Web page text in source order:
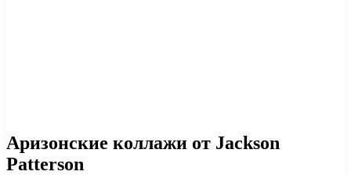
Аризонские коллажи от Jackson
Patterson